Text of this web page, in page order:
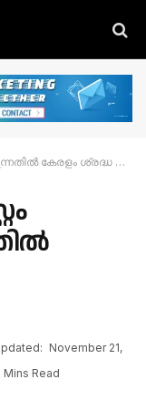
ശ്രദ്ധ കേന്ദ്രീകരിക്കുന്നു.
November 21,
Mins Read